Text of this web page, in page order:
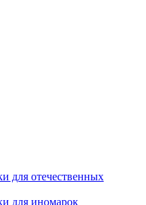
для отечественных
для иномарок